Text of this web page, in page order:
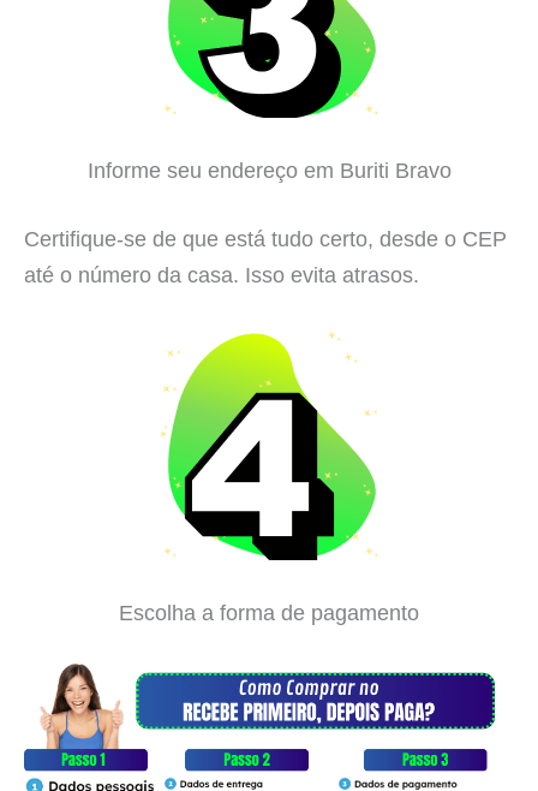
Informe seu endereço em Buriti Bravo
Certifique-se de que está tudo certo, desde o CEP
até o número da casa. Isso evita atrasos.
Escolha a forma de pagamento